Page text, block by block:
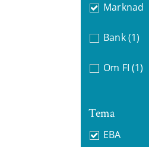
Marknad
Bank (1)
Om FI (1)
Tema
EBA